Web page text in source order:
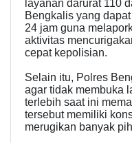
layanan darurat 110
Bengkalis yang
24 jam guna
aktivitas
cepat kepolisian.
Selain itu, Polres
agar tidak membuka
terlebih saat ini
tersebut memiliki
merugikan banyak